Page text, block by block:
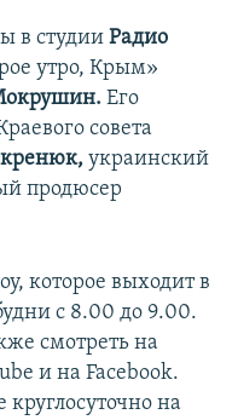
в студии Радио
утро, Крым»
Его
совета
украинский
продюсер
которое выходит в
с 8.00 до 9.00.
смотреть на
и на Facebook.
круглосуточно на